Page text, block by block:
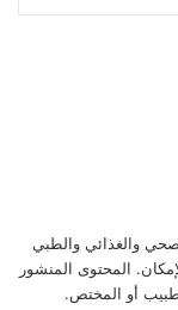
والغذائي والطبي
المحتوى المنشور
أو المختص.